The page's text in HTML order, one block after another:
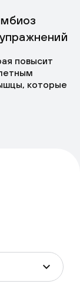
повысит
которые